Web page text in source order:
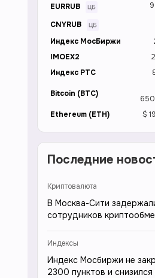
EURRUB
CNYRUB
Индекс МосБиржи
IMOEX2
Индекс РТС
Bitcoin (BTC)
Ethereum (ETH) $
Последние
Криптовалюта
В Москва-Сити
сотрудников
Индексы
Индекс Мосбиржи не
2300 пунктов и снизился